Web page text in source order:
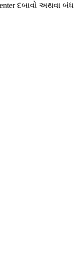
enter દબાવો અથવા બંધ